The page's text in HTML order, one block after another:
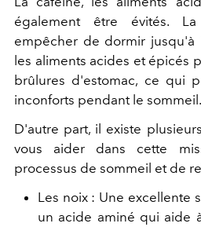
également être évités.
empêcher de dormir jusqu'à
les aliments acides et épicés
brûlures d'estomac, ce qui
inconforts pendant le sommeil.
D'autre part, il existe
vous aider dans cette
processus de sommeil et de
Les noix : Une excellente
un acide aminé qui aide